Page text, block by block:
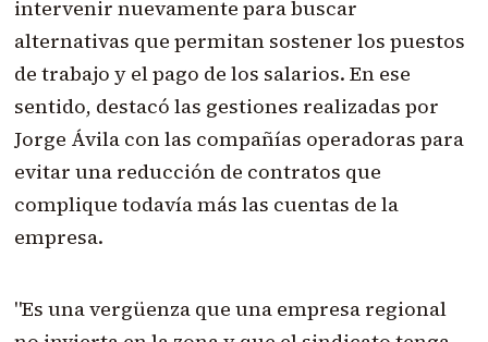
intervenir nuevamente para buscar
alternativas que permitan sostener los puestos
de trabajo y el pago de los salarios. En ese
sentido, destacó las gestiones realizadas por
Jorge Ávila con las compañías operadoras para
evitar una reducción de contratos que
complique todavía más las cuentas de la
empresa.
"Es una vergüenza que una empresa regional